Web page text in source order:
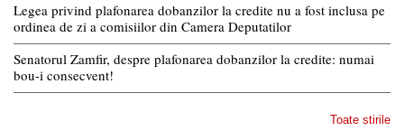
Legea privind plafonarea dobanzilor la credite nu a fost inclusa pe
ordinea de zi a comisiilor din Camera Deputatilor
Senatorul Zamfir, despre plafonarea dobanzilor la credite: numai
bou-i consecvent!
Toate stirile